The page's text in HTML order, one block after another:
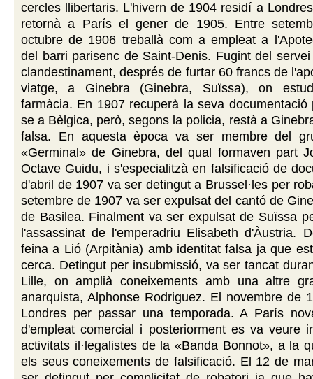
cercles llibertaris. L'hivern de 1904 residí a
retornà a París el gener de 1905. Entre
octubre de 1906 treballà com a empleat a
del barri parisenc de Saint-Denis. Fugint del
clandestinament, després de furtar 60 francs de
viatge, a Ginebra (Ginebra, Suïssa), on
farmàcia. En 1907 recuperà la seva documentació
se a Bèlgica, però, segons la policia, restà a
falsa. En aquesta època va ser membre del
«Germinal» de Ginebra, del qual formaven part
Octave Guidu, i s'especialitzà en falsificació de
d'abril de 1907 va ser detingut a Brussel·les per
setembre de 1907 va ser expulsat del cantó de
de Basilea. Finalment va ser expulsat de Suïssa
l'assassinat de l'emperadriu Elisabeth d'Àustria.
feina a Lió (Arpitània) amb identitat falsa ja que
cerca. Detingut per insubmissió, va ser tancat
Lille, on amplià coneixements amb una altre
anarquista, Alphonse Rodriguez. El novembre de
Londres per passar una temporada. A París
d'empleat comercial i posteriorment es va veure
activitats il·legalistes de la «Banda Bonnot», a la
els seus coneixements de falsificació. El 12 de